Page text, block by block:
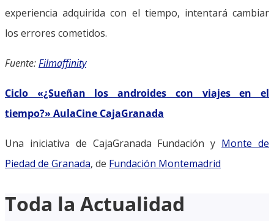
experiencia adquirida con el tiempo, intentará cambiar
los errores cometidos.
Fuente:Filmaffinity
Ciclo «¿Sueñan los androides con viajes en el
tiempo?» AulaCine CajaGranada
Una iniciativa de CajaGranada Fundación y Monte de
Piedad de Granada, de Fundación Montemadrid
Toda la Actualidad